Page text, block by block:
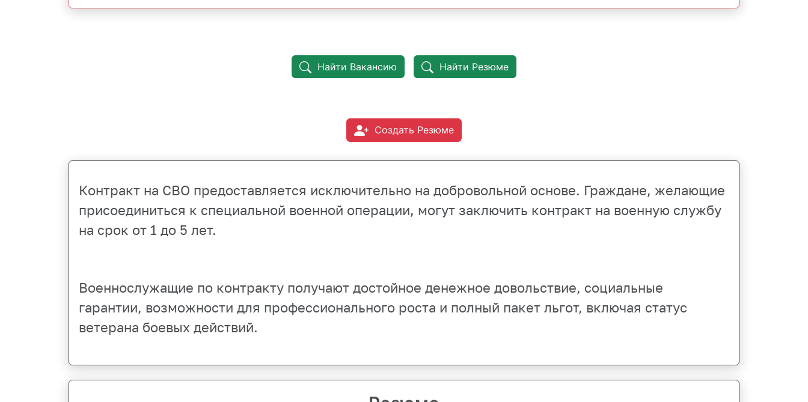
Найти Вакансию Найти Резюме
Создать Резюме
Контракт на СВО предоставляется исключительно на добровольной основе. Граждане, желающие
присоединиться к специальной военной операции, могут заключить контракт на военную службу
на срок от 1 до 5 лет.
Военнослужащие по контракту получают достойное денежное довольствие, социальные
гарантии, возможности для профессионального роста и полный пакет льгот, включая статус
ветерана боевых действий.